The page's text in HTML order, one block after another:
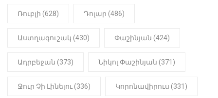
Նիկոլ Փաշինյան
ԻՐԱԴԱՐՁԱՅԻՆ 22:01
մանկապղծության համար
մարմինը
Ռուբլի (628) Դոլար (486)
Աստղագուշակ (430) Փաշինյան (424)
Ադրբեջան (373) Նիկոլ Փաշինյան (371)
Ջուր Չի Լինելու (336) Կորոնավիրուս (331)